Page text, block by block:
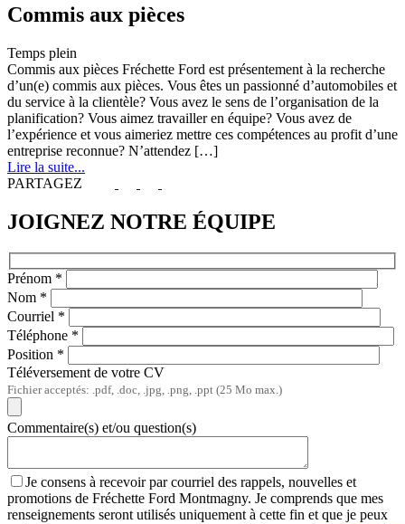
Commis aux pièces
Temps plein
Commis aux pièces Fréchette Ford est présentement à la recherche
d’un(e) commis aux pièces. Vous êtes un passionné d’automobiles et
du service à la clientèle? Vous avez le sens de l’organisation de la
planification? Vous aimez travailler en équipe? Vous avez de
l’expérience et vous aimeriez mettre ces compétences au profit d’une
entreprise reconnue? N’attendez […]
Lire la suite...
PARTAGEZ
JOIGNEZ NOTRE ÉQUIPE
Prénom *
Nom *
Courriel *
Téléphone *
Position *
Téléversement de votre CV
Fichier acceptés: .pdf, .doc, .jpg, .png, .ppt (25 Mo max.)
Commentaire(s) et/ou question(s)
Je consens à recevoir par courriel des rappels, nouvelles et
promotions de Fréchette Ford Montmagny. Je comprends que mes
renseignements seront utilisés uniquement à cette fin et que je peux